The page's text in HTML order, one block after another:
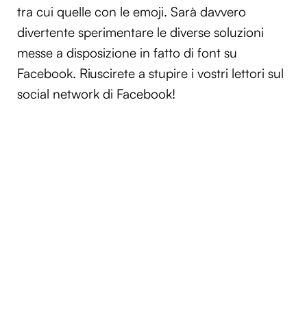
tra cui quelle con le emoji. Sarà davvero
divertente sperimentare le diverse soluzioni
messe a disposizione in fatto di font su
Facebook. Riuscirete a stupire i vostri lettori sul
social network di Facebook!